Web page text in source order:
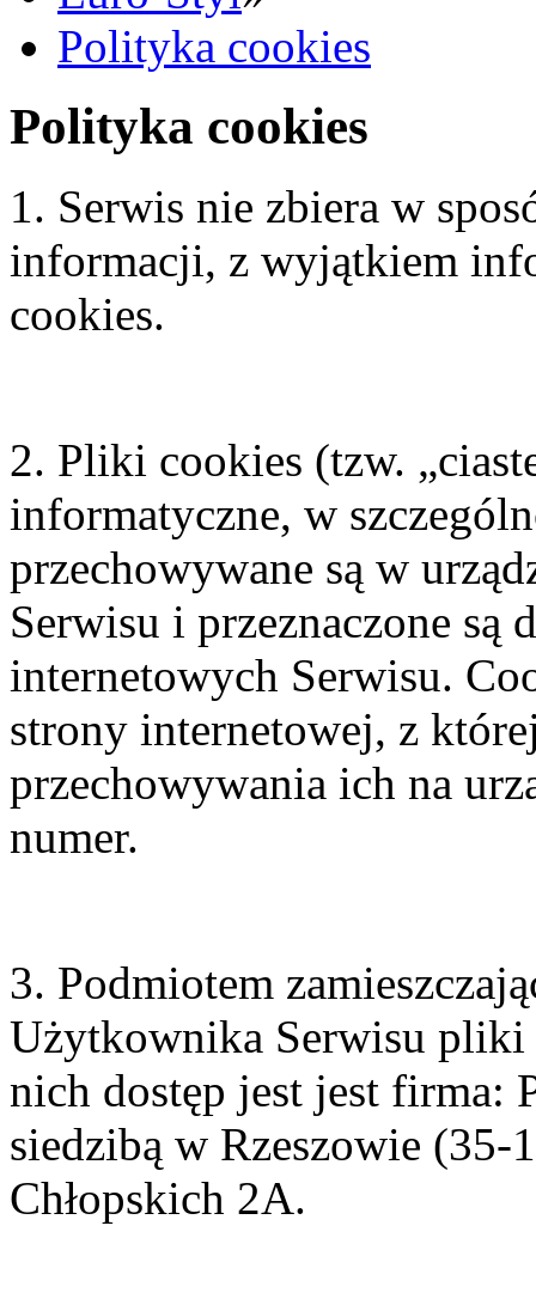
Polityka cookies
Polityka cookies
1. Serwis nie zbiera w
informacji, z wyjątkiem
cookies.
2. Pliki cookies (tzw.
informatyczne, w
przechowywane są w
Serwisu i przeznaczone są
internetowych Serwisu.
strony internetowej, z
przechowywania ich na
numer.
3. Podmiotem
Użytkownika Serwisu pliki
nich dostęp jest jest firma:
siedzibą w Rzeszowie
Chłopskich 2A.